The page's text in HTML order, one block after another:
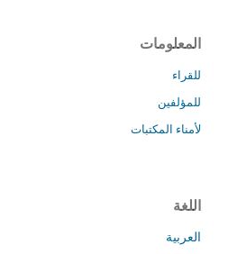
المعلومات
للقراء
للمؤلفين
لأمناء المكتبات
اللغة
العربية